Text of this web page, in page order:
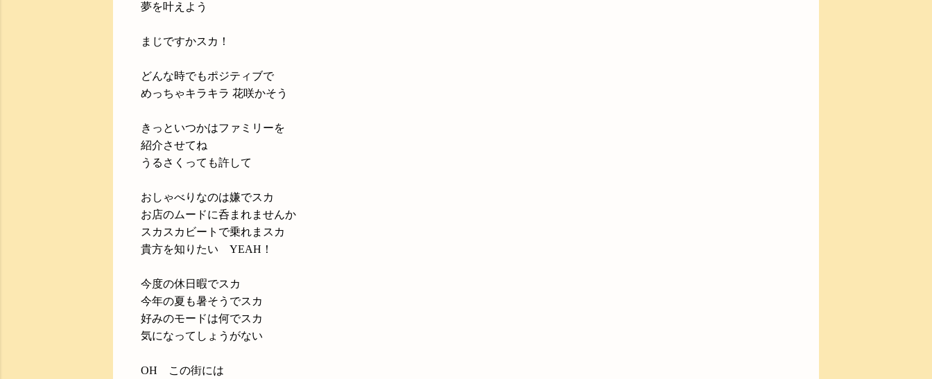
夢を叶えよう
まじですかスカ！
どんな時でもポジティブで
めっちゃキラキラ 花咲かそう
きっといつかはファミリーを
紹介させてね
うるさくっても許して
おしゃべりなのは嫌でスカ
お店のムードに呑まれませんか
スカスカビートで乗れまスカ
貴方を知りたい YEAH！
今度の休日暇でスカ
今年の夏も暑そうでスカ
好みのモードは何でスカ
気になってしょうがない
OH この街には